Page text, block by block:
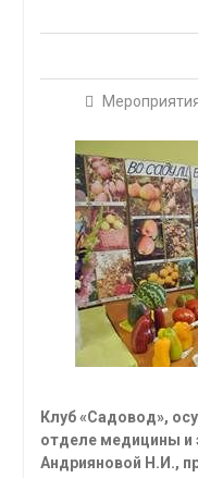
Клуб «Садовод»,
отделе медицины и
Андрияновой Н.И.,